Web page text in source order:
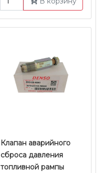
Клапан аварийного
сброса давления
топливной рампы